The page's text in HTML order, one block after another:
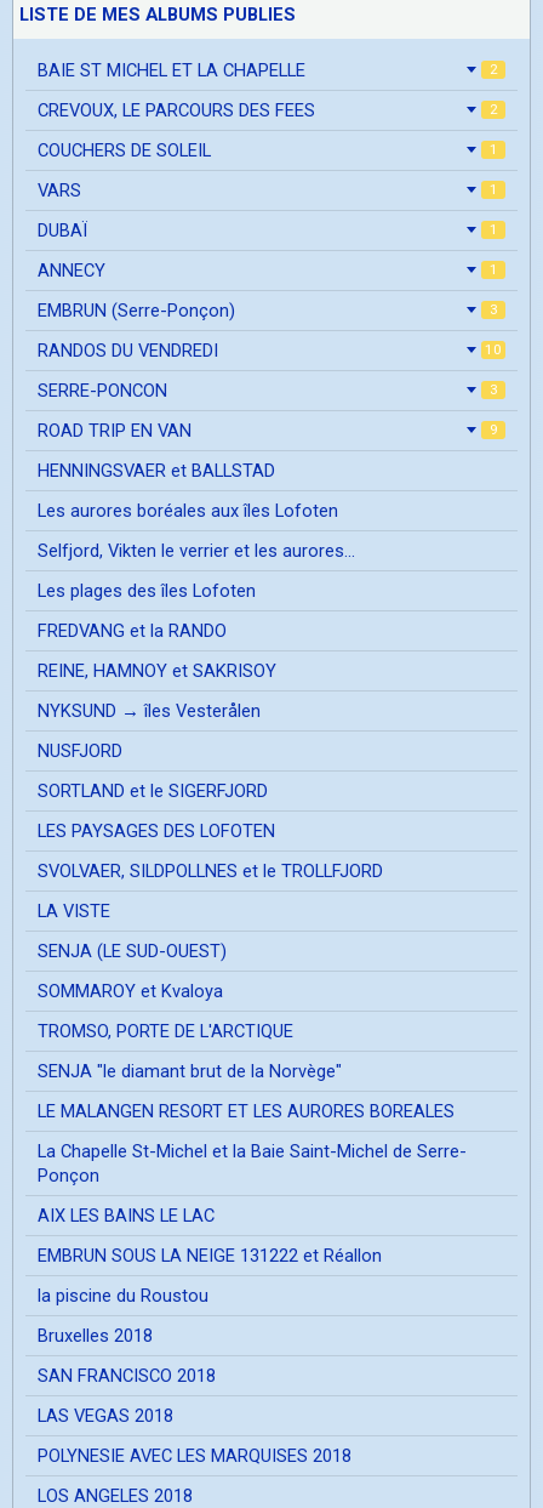
LISTE DE MES ALBUMS PUBLIES
BAIE ST MICHEL ET LA CHAPELLE 2
CREVOUX, LE PARCOURS DES FEES 2
COUCHERS DE SOLEIL 1
VARS 1
DUBAÏ 1
ANNECY 1
EMBRUN (Serre-Ponçon) 3
RANDOS DU VENDREDI 10
SERRE-PONCON 3
ROAD TRIP EN VAN 9
HENNINGSVAER et BALLSTAD
Les aurores boréales aux îles Lofoten
Selfjord, Vikten le verrier et les aurores...
Les plages des îles Lofoten
FREDVANG et la RANDO
REINE, HAMNOY et SAKRISOY
NYKSUND → îles Vesterålen
NUSFJORD
SORTLAND et le SIGERFJORD
LES PAYSAGES DES LOFOTEN
SVOLVAER, SILDPOLLNES et le TROLLFJORD
LA VISTE
SENJA (LE SUD-OUEST)
SOMMAROY et Kvaloya
TROMSO, PORTE DE L'ARCTIQUE
SENJA "le diamant brut de la Norvège"
LE MALANGEN RESORT ET LES AURORES BOREALES
La Chapelle St-Michel et la Baie Saint-Michel de Serre-
Ponçon
AIX LES BAINS LE LAC
EMBRUN SOUS LA NEIGE 131222 et Réallon
la piscine du Roustou
Bruxelles 2018
SAN FRANCISCO 2018
LAS VEGAS 2018
POLYNESIE AVEC LES MARQUISES 2018
LOS ANGELES 2018